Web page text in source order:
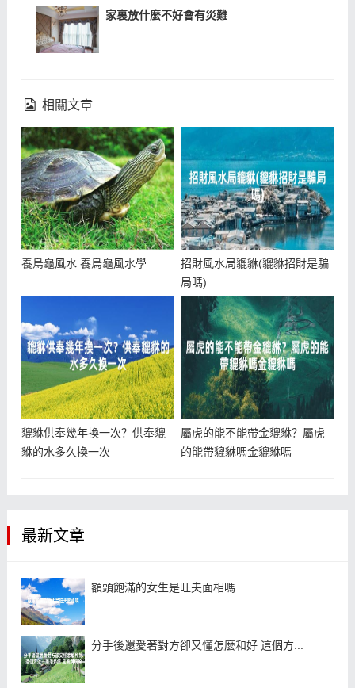
家裏放什麼不好會有災難
相關文章
養烏龜風水 養烏龜風水學
招財風水局貔貅(貔貅招財是騙
局嗎)
貔貅供奉幾年換一次？供奉貔
貅的水多久換一次
屬虎的能不能帶金貔貅？屬虎
的能帶貔貅嗎金貔貅嗎
最新文章
額頭飽滿的女生是旺夫面相嗎...
分手後還愛著對方卻又懂怎麼和好 這個方...